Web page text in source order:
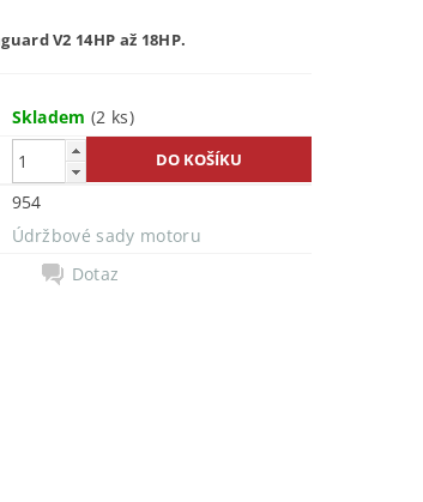
V2 14HP až 18HP.
Skladem(2 ks)
954
Údržbové sady motoru
Dotaz